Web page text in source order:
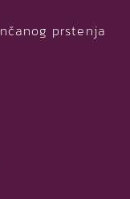
prstenja